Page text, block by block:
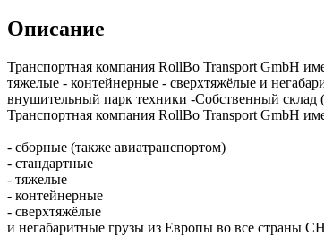
Описание
Транспортная компания RollBo Transport GmbH
тяжелые - контейнерные - сверхтяжёлые и
внушительный парк техники -Собственный склад
Транспортная компания RollBo Transport GmbH
- сборные (также авиатранспортом)
- стандартные
- тяжелые
- контейнерные
- сверхтяжёлые
и негабаритные грузы из Европы во все страны